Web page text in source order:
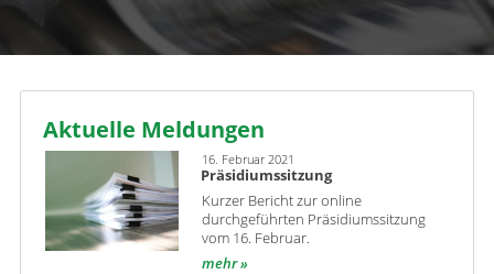
Aktuelle Meldungen
16. Februar 2021
Präsidiumssitzung
Kurzer Bericht zur online
durchgeführten Präsidiumssitzung
vom 16. Februar.
mehr